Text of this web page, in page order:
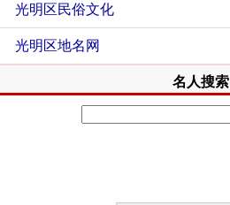
光明区民俗文化
光明区地名网
名人搜索